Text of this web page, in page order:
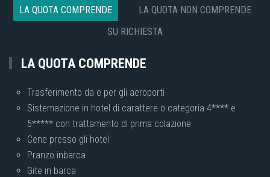
LA QUOTA COMPRENDE
LA QUOTA NON COMPRENDE
SU RICHIESTA
LA QUOTA COMPRENDE
Trasferimento da e per gli aeroporti
Sistemazione in hotel di carattere o categoria 4**** e
5***** con trattamento di prima colazione
Cene presso gli hotel
Pranzo inbarca
Gite in barca